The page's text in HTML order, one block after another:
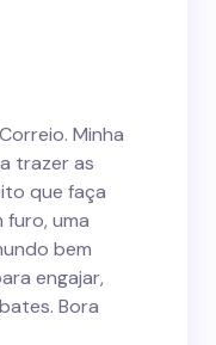
Minha
trazer as
que faça
uma
bem
engajar,
Bora